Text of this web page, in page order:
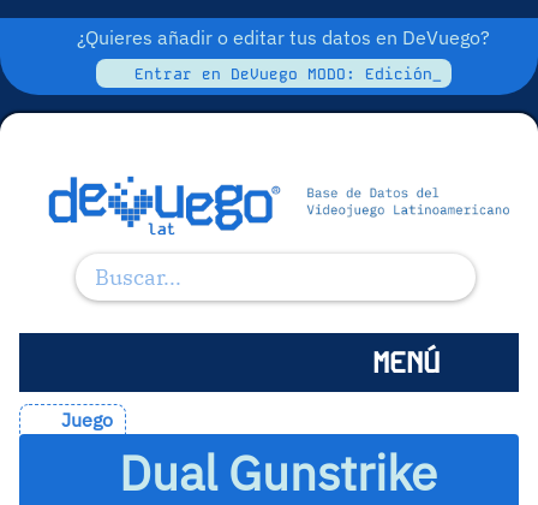
¿Quieres añadir o editar tus datos en DeVuego?
Entrar en DeVuego MODO: Edición_
MENÚ
Juego
Dual Gunstrike